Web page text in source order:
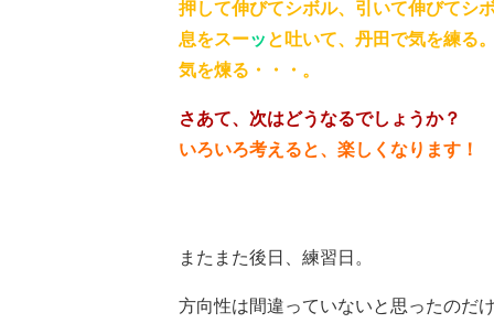
押して伸びてシボル、引いて伸びてシボ
息をスーッ と吐いて、丹田で気を練る。
気を煉る・・・。
さあて、次はどうなるでしょうか？
いろいろ考えると、楽しくなります！
またまた後日、練習日。
方向性は間違っていないと思ったのだけ